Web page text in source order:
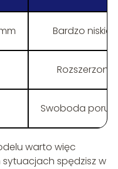
Bardzo niskie
Rozszerzone
Swoboda
warto więc
spędzisz w